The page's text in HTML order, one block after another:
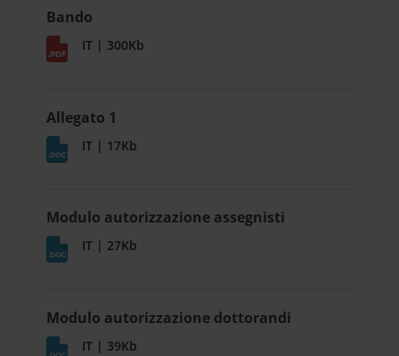
Bando
IT | 300Kb
Allegato 1
IT | 17Kb
Modulo autorizzazione assegnisti
IT | 27Kb
Modulo autorizzazione dottorandi
IT | 39Kb